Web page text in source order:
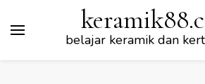
belajar keramik dan